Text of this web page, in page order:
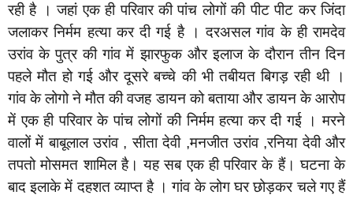
रही है । जहां एक ही परिवार की पांच लोगों की पीट पीट कर जिंदा
जलाकर निर्मम हत्या कर दी गई है । दरअसल गांव के ही रामदेव
उरांव के पुत्र की गांव में झारफुक और इलाज के दौरान तीन दिन
पहले मौत हो गई और दूसरे बच्चे की भी तबीयत बिगड़ रही थी ।
गांव के लोगो ने मौत की वजह डायन को बताया और डायन के आरोप
में एक ही परिवार के पांच लोगों की निर्मम हत्या कर दी गई । मरने
वालों में बाबूलाल उरांव , सीता देवी ,मनजीत उरांव ,रनिया देवी और
तपतो मोसमत शामिल है। यह सब एक ही परिवार के हैं। घटना के
बाद इलाके में दहशत व्याप्त है । गांव के लोग घर छोड़कर चले गए हैं